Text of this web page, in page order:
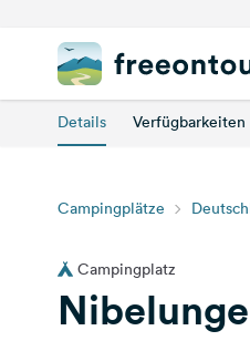
Details Verfügbarkeiten
Campingplätze
Campingplatz